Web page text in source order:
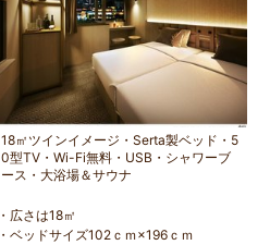
18㎡ツインイメージ・Serta製ベッド・5
0型TV・Wi-Fi無料・USB・シャワーブ
ース・大浴場＆サウナ
・広さは18㎡
・ベッドサイズ102ｃｍ×196ｃｍ